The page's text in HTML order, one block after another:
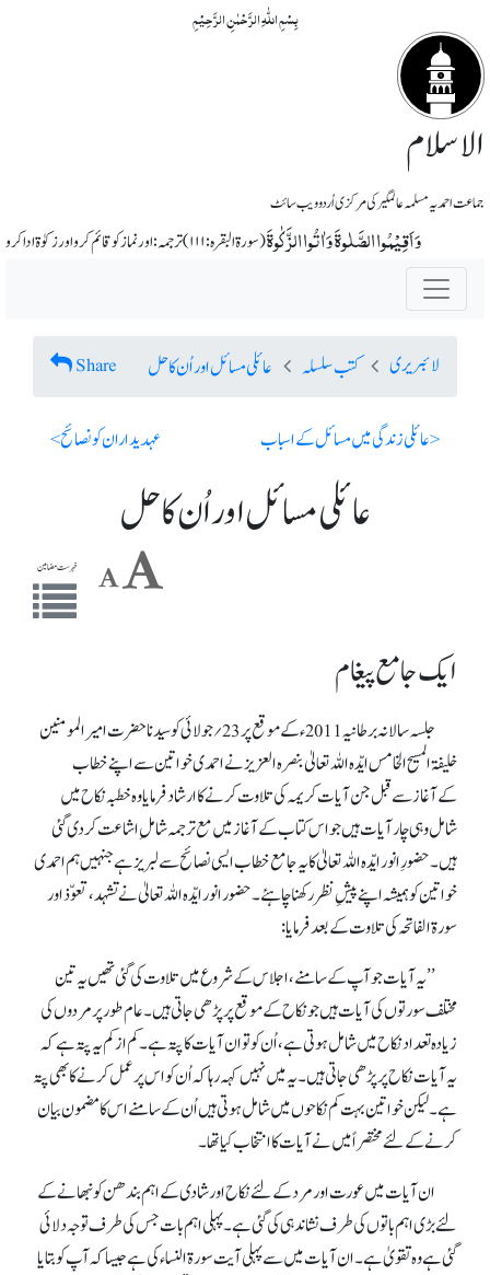
بِسۡمِ اللّٰہِ الرَّحۡمٰنِ الرَّحِیۡمِ
الاسلام
جماعت احمدیہ مسلمہ عالمگیر کی مرکزی اُردو ویب سائٹ
وَ اَقِیۡمُوا الصَّلٰوۃَ وَ اٰتُوا الزَّکٰوۃَ(سورة البقرہ: ۱۱۱) ترجمہ: اور نماز کو قائم کرو اور زکوٰة ادا کرو
لائبریری کتب سلسلہ عائلی مسائل اور اُن کا حل Share
< عائلی زندگی میں مسائل کے اسباب عہدیداران کو نصائح >
عائلی مسائل اور اُن کا حل
فہرست مضامین
ایک جامع پیغام
جلسہ سالانہ برطانیہ 2011ء کے موقع پر 23؍جولائی کو سیدنا حضرت امیرالمومنین
خلیفۃ المسیح الخامس ایّدہ اللہ تعالیٰ بنصرہ العزیز نے احمدی خواتین سے اپنےخطاب
کےآغازسے قبل جن آیات کریمہ کی تلاوت کرنے کا ارشاد فرمایا وہ خطبہ نکا ح میں
شامل وہی چار آیات ہیں جو اس کتاب کے آغاز میں مع ترجمہ شاملِ اشاعت کردی گئی
ہیں۔ حضورِ انور ایّدہ اللہ تعالیٰ کا یہ جامع خطاب ایسی نصائح سے لبریز ہے جنہیں ہم احمدی
خواتین کو ہمیشہ اپنے پیشِ نظر رکھنا چاہئے۔ حضور انور ایّدہ اللہ تعالیٰ نے تشہد، تعوّذ اور
سورۃالفاتحہ کی تلاوت کے بعد فرمایا:
’’یہ آیات جو آپ کے سامنے، اجلاس کے شروع میں تلاوت کی گئی تھیں یہ تین
مختلف سورتوں کی آیات ہیں جو نکاح کے موقع پرپڑھی جاتی ہیں۔ عام طور پر مردوں کی
زیادہ تعداد نکاح میں شامل ہوتی ہے، اُن کو تو ان آیات کاپتہ ہے۔ کم از کم یہ پتہ ہے کہ
یہ آیات نکاح پرپڑھی جاتی ہیں۔ یہ میں نہیں کہہ رہا کہ اُن کو اس پر عمل کرنے کا بھی پتہ
ہے۔ لیکن خواتین بہت کم نکاحوں میں شامل ہوتی ہیں اُن کے سامنے اس کا مضمون بیان
کرنے کے لئے مختصرا ًمیں نے آیات کا انتخاب کیا تھا۔
ان آیات میں عورت اور مرد کے لئے نکاح اور شادی کے اہم بندھن کو نبھانے کے
لئے بڑی اہم باتوں کی طرف نشاندہی کی گئی ہے۔ پہلی اہم بات جس کی طرف توجہ دلائی
گئی ہے وہ تقویٰ ہے۔ ان آیات میں سے پہلی آیت سورۃ النساء کی ہے جیسا کہ آپ کو بتایا